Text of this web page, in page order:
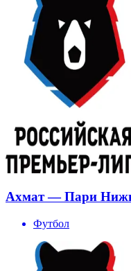
Ахмат — Пари
Футбол